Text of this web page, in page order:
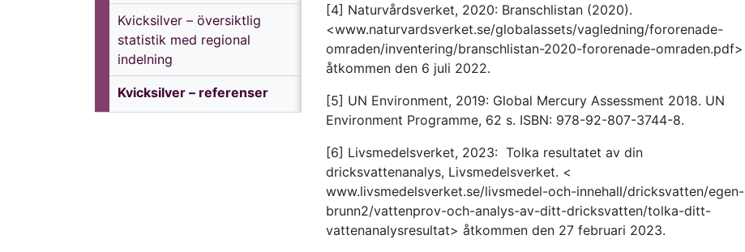
Kvicksilver – översiktlig
statistik med regional
indelning
Kvicksilver – referenser
[4] Naturvårdsverket, 2020: Branschlistan (2020).
<www.naturvardsverket.se/globalassets/vagledning/fororenade-
omraden/inventering/branschlistan-2020-fororenade-omraden.pdf>
åtkommen den 6 juli 2022.
[5] UN Environment, 2019: Global Mercury Assessment 2018. UN
Environment Programme, 62 s. ISBN: 978-92-807-3744-8.
[6] Livsmedelsverket, 2023: Tolka resultatet av din
dricksvattenanalys, Livsmedelsverket. <
www.livsmedelsverket.se/livsmedel-och-innehall/dricksvatten/egen-
brunn2/vattenprov-och-analys-av-ditt-dricksvatten/tolka-ditt-
vattenanalysresultat> åtkommen den 27 februari 2023.